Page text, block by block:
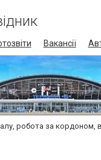
Вакансії
робота за кордоном,